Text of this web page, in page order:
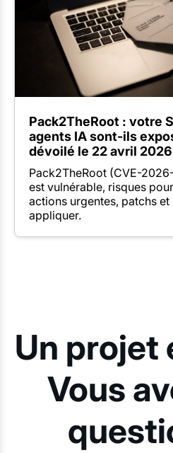
Pack2TheRoot : votre
agents IA sont-ils
dévoilé le 22 avril
Pack2TheRoot (CVE-
est vulnérable, risques
actions urgentes, patchs
appliquer.
Un projet
Vous